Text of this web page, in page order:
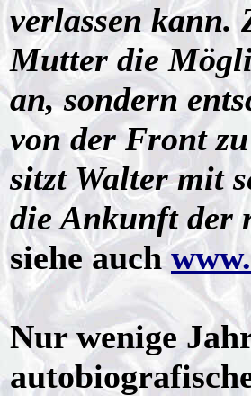
verlassen kann.
Mutter die
an, sondern
von der Front
sitzt Walter mit
die Ankunft der
siehe auch
Nur wenige